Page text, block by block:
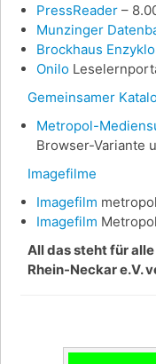
PressReader –
Munzinger
Brockhaus
Onilo
Gemeinsamer
Metropol-
Browser-Variante
Imagefilme
Imagefilm
Imagefilm
All das steht für
Rhein-Neckar e.V.